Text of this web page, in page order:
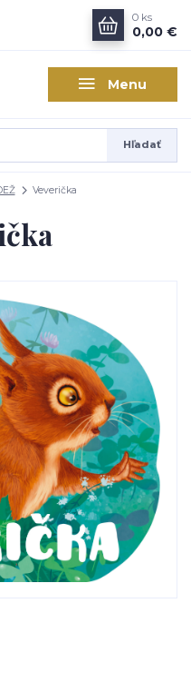
Menu
Hľadať
0 ks
0,00 €
Veverička